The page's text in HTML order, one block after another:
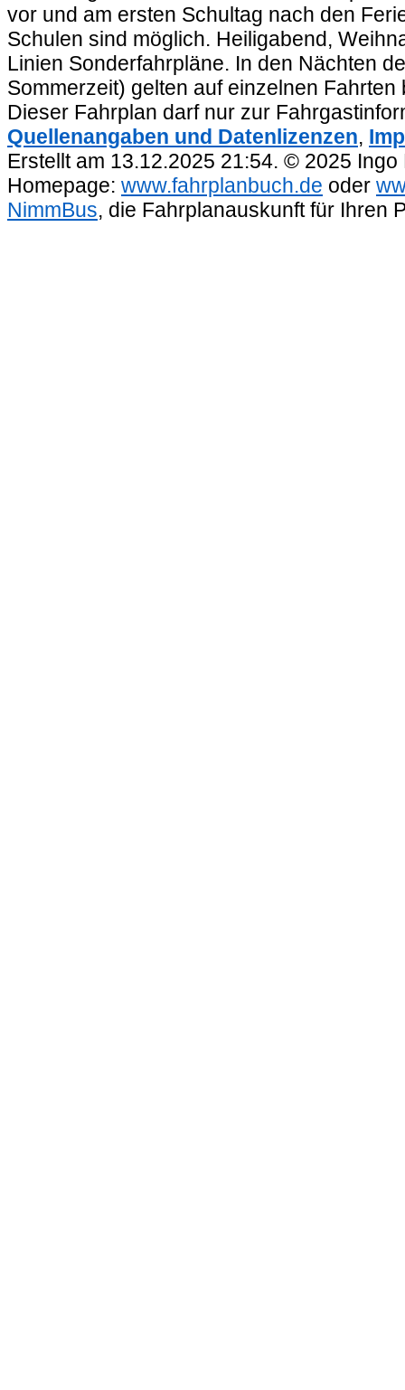
vor und am ersten Schultag nach den
Schulen sind möglich. Heiligabend,
Linien Sonderfahrpläne. In den Nächten
Sommerzeit) gelten auf einzelnen
Dieser Fahrplan darf nur zur
Quellenangaben und Datenlizenzen,
Erstellt am 13.12.2025 21:54. © 2025
Homepage: www.fahrplanbuch.de oder
NimmBus, die Fahrplanauskunft für Ihren